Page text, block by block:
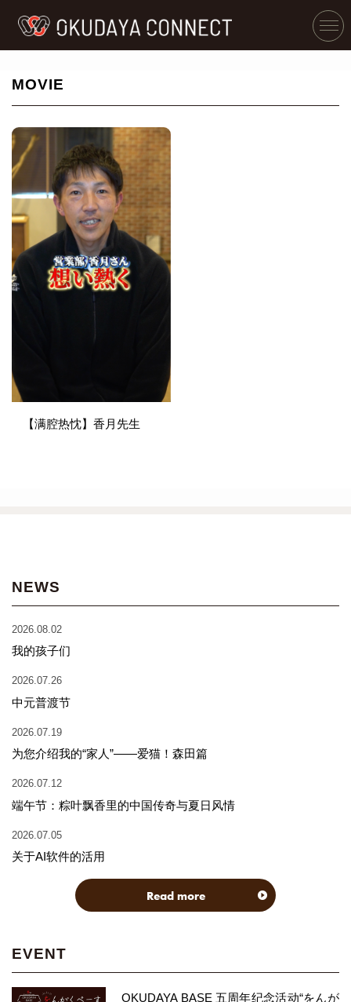
MOVIE
【满腔热忱】香月先生
NEWS
2026.08.02
我的孩子们
2026.07.26
中元普渡节
2026.07.19
为您介绍我的“家人”——爱猫！森田篇
2026.07.12
端午节：粽叶飘香里的中国传奇与夏日风情
2026.07.05
关于AI软件的活用
Read more
EVENT
OKUDAYA BASE 五周年纪念活动“をんが